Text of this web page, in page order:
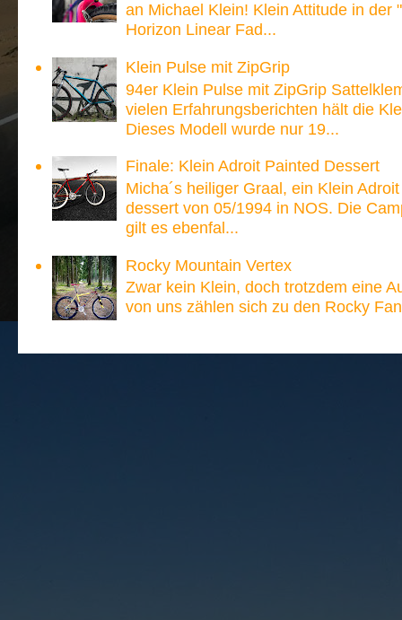
an Michael Klein! Klein Attitude in der
Horizon Linear Fad...
Klein Pulse mit ZipGrip
94er Klein Pulse mit ZipGrip
vielen Erfahrungsberichten hält die
Dieses Modell wurde nur 19...
Finale: Klein Adroit Painted Dessert
Micha´s heiliger Graal, ein Klein
dessert von 05/1994 in NOS. Die
gilt es ebenfal...
Rocky Mountain Vertex
Zwar kein Klein, doch trotzdem eine
von uns zählen sich zu den Rocky